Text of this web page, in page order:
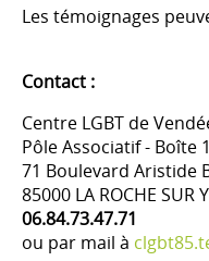
Les témoignages
Contact :
Centre LGBT de
Pôle Associatif - Boîte
71 Boulevard Aristide
85000 LA ROCHE SUR
06.84.73.47.71
ou par mail à